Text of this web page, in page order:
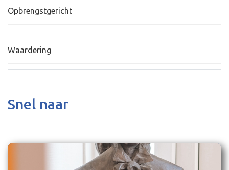
Opbrengstgericht
Waardering
Snel naar